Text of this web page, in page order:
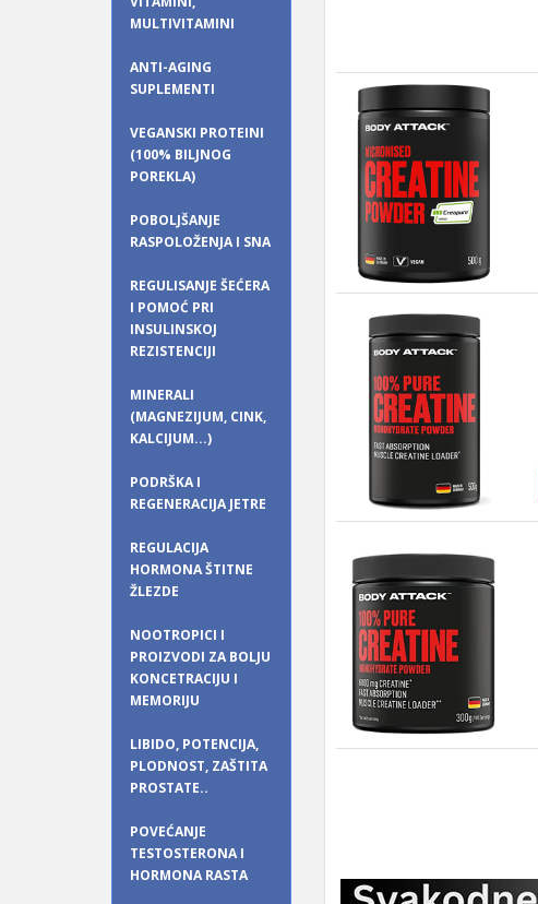
MULTIVITAMINI
ANTI-AGING
SUPLEMENTI
VEGANSKI PROTEINI
(100% BILJNOG
POREKLA)
POBOLJŠANJE
RASPOLOŽENJA I SNA
REGULISANJE ŠEĆERA
I POMOĆ PRI
INSULINSKOJ
REZISTENCIJI
MINERALI
(MAGNEZIJUM, CINK,
KALCIJUM...)
PODRŠKA I
REGENERACIJA JETRE
REGULACIJA
HORMONA ŠTITNE
ŽLEZDE
NOOTROPICI I
PROIZVODI ZA BOLJU
KONCETRACIJU I
MEMORIJU
LIBIDO, POTENCIJA,
PLODNOST, ZAŠTITA
PROSTATE..
POVEĆANJE
TESTOSTERONA I
HORMONA RASTA